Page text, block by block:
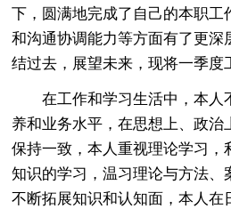
下，圆满地完成了自己的本职工
和沟通协调能力等方面有了更深
结过去，展望未来，现将一季度
在工作和学习生活中，本人
养和业务水平，在思想上、政治
保持一致，本人重视理论学习，
知识的学习，温习理论与方法、
不断拓展知识和认知面，本人在